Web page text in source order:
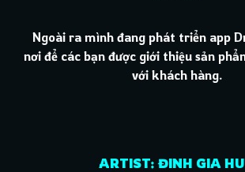
Ngoài ra mình đang phát triển app
nơi để các bạn được giới thiệu sản
với khách hàng.
ARTIST: ĐINH GIA